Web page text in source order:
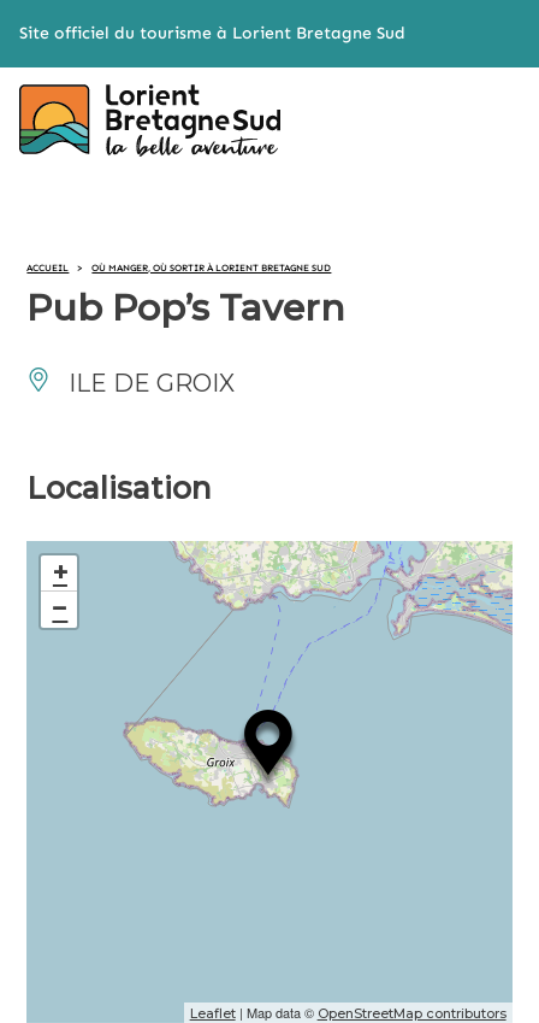
Site officiel du tourisme à Lorient Bretagne Sud
ACCUEIL > OÙ MANGER, OÙ SORTIR À LORIENT BRETAGNE SUD
Pub Pop’s Tavern
ILE DE GROIX
Localisation
+
−
Leaflet| Map data © OpenStreetMap contributors